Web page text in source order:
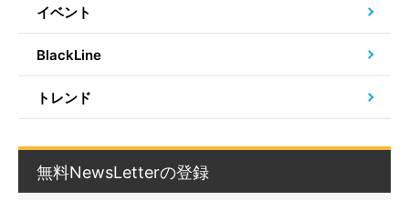
イベント
BlackLine
トレンド
無料NewsLetterの登録